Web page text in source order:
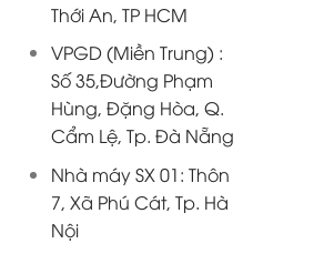
Thới An, TP HCM
VPGD (Miền Trung) :
Số 35,Đường Phạm
Hùng, Đặng Hòa, Q.
Cẩm Lệ, Tp. Đà Nẵng
Nhà máy SX 01: Thôn
7, Xã Phú Cát, Tp. Hà
Nội